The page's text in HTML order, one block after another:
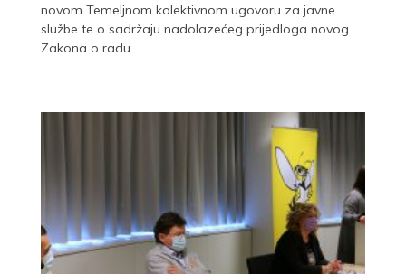
novom Temeljnom kolektivnom ugovoru za javne
službe te o sadržaju nadolazećeg prijedloga novog
Zakona o radu.